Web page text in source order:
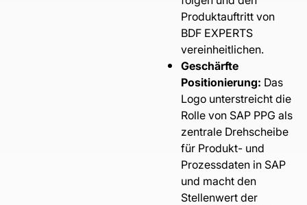
Produktauftritt von
BDF EXPERTS
vereinheitlichen.
Geschärfte
Positionierung: Das
Logo unterstreicht die
Rolle von SAP PPG als
zentrale Drehscheibe
für Produkt- und
Prozessdaten in SAP
und macht den
Stellenwert der